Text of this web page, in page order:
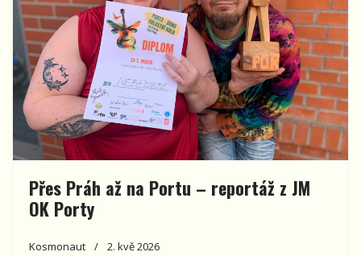
Přes Práh až na Portu – reportáž z JM
OK Porty
Kosmonaut 2. kvě 2026